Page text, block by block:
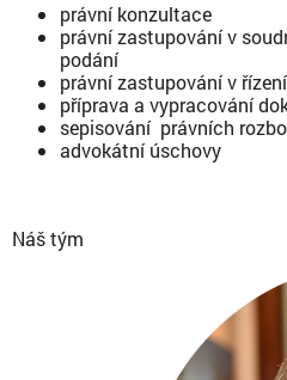
právní konzultace
právní zastupování v
podání
právní zastupování v
příprava a vypracování
sepisování právních
advokátní úschovy
Náš tým